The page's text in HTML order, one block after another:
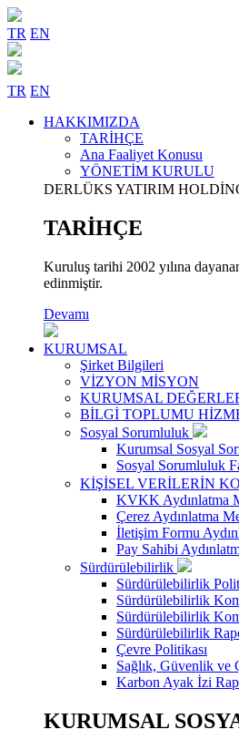
TR EN
TR EN
HAKKIMIZDA
TARİHÇE
Ana Faaliyet Konusu
YÖNETİM KURULU
DERLÜKS YATIRIM
TARİHÇE
Kuruluş tarihi 2002 yılına
edinmiştir.
Devamı
KURUMSAL
Şirket Bilgileri
VİZYON MİSYON
KURUMSAL
BİLGİ TOPLUMU
Sosyal Sorumluluk
Kurumsal Sosyal
Sosyal Sorumluluk
KİŞİSEL VERİLERİN
KVKK Aydınlatma
Çerez Aydınlatma
İletişim Formu
Pay Sahibi
Sürdürülebilirlik
Sürdürülebilirlik
Sürdürülebilirlik
Sürdürülebilirlik
Sürdürülebilirlik
Çevre Politikası
Sağlık, Güvenlik ve
Karbon Ayak İzi
KURUMSAL